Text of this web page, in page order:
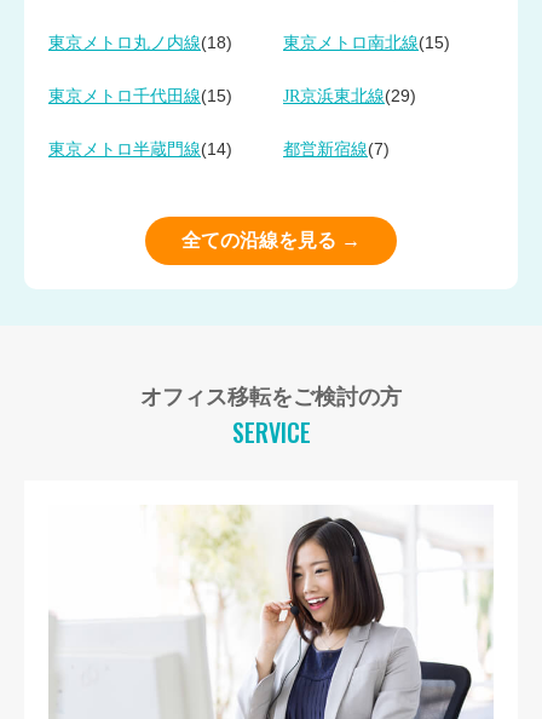
東京メトロ丸ノ内線(18) 東京メトロ南北線(15)
東京メトロ千代田線(15) JR京浜東北線(29)
東京メトロ半蔵門線(14) 都営新宿線(7)
全ての沿線を見る →
オフィス移転をご検討の方
SERVICE